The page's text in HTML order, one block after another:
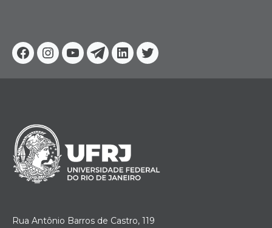
Facebook
Instagram
YoutubeTelegram
Linkedin
Twitter
Rua Antônio Barros de Castro, 119